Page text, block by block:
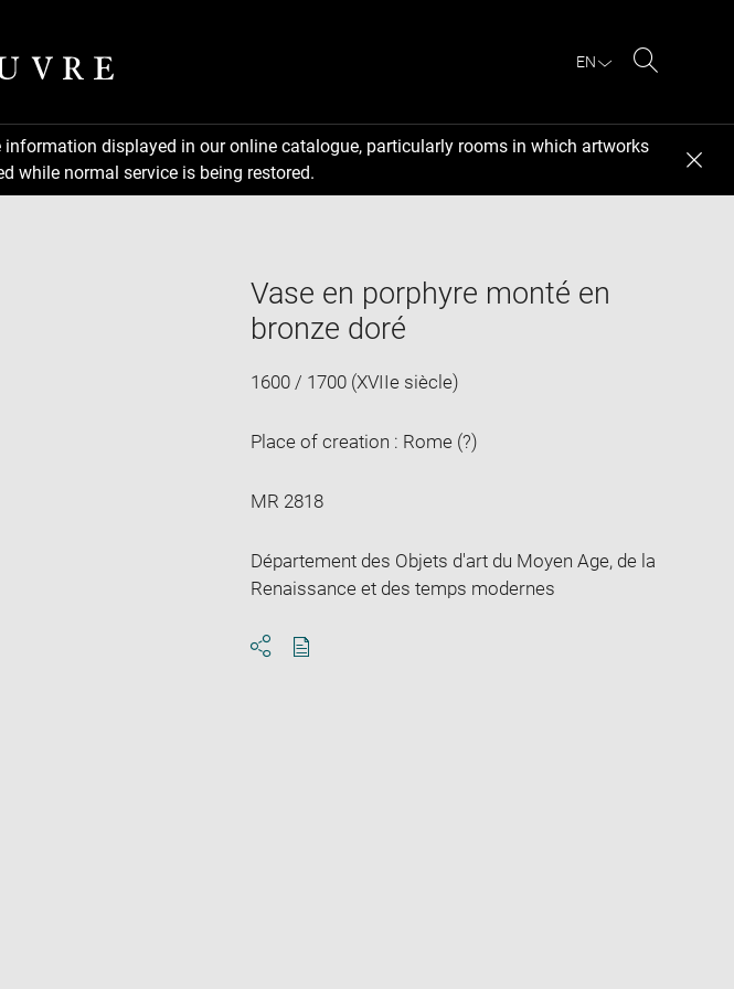
EN
displayed in our online catalogue, particularly rooms in which artworks
while normal service is being restored.
Vase en porphyre monté en
bronze doré
1600 / 1700 (XVIIe siècle)
Place of creation : Rome (?)
MR 2818
Département des Objets d'art du Moyen Age, de la
Renaissance et des temps modernes